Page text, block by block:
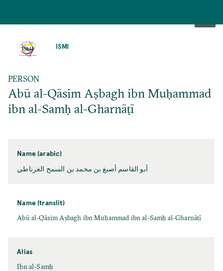
ISMI
PERSON
Abū al-Qāsim Aṣbagh ibn Muḥammad
ibn al-Samḥ al-Gharnāṭī
Name (arabic)
أبو القاسم أصبغ بن محمد بن السمح الغرناطي
Name (translit)
Abū al-Qāsim Aṣbagh ibn Muḥammad ibn al-Samḥ al-Gharnāṭī
Alias
Ibn al-Samḥ